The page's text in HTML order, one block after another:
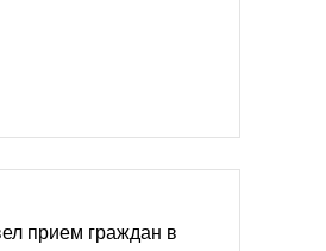
прием граждан в